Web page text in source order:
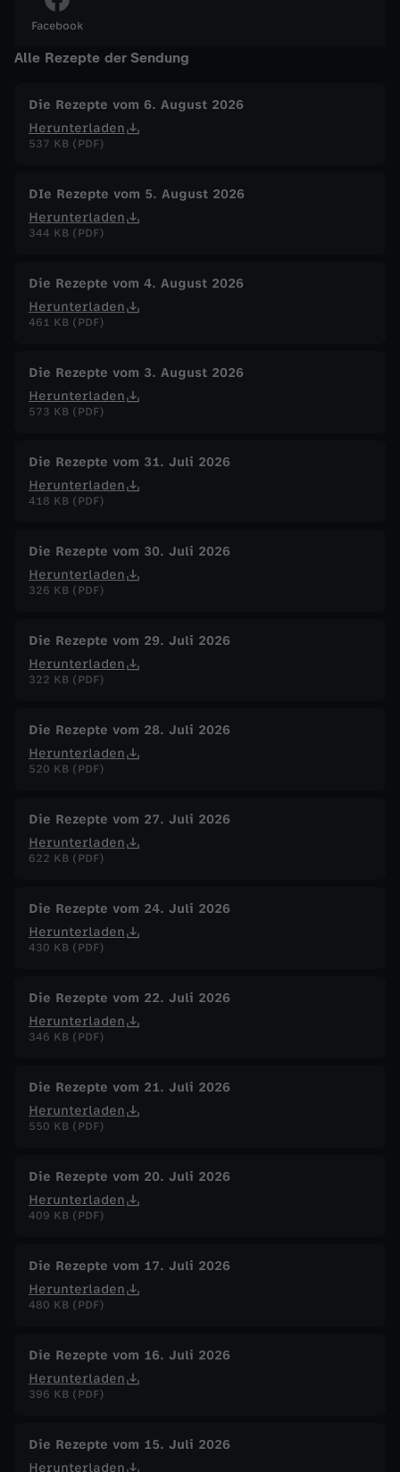
o
g
g
e
n
b
r
o
t
-
B
r
a
t
i
g
s
G
z
p
f
t
e
r
L
a
c
h
Facebook
Alle Rezepte der Sendung
Die Rezepte vom 6. August 2026
Herunterladen
537 KB (PDF)
DIe Rezepte vom 5. August 2026
Herunterladen
344 KB (PDF)
Die Rezepte vom 4. August 2026
Herunterladen
461 KB (PDF)
Die Rezepte vom 3. August 2026
Herunterladen
573 KB (PDF)
Die Rezepte vom 31. Juli 2026
Herunterladen
418 KB (PDF)
Die Rezepte vom 30. Juli 2026
Herunterladen
326 KB (PDF)
Die Rezepte vom 29. Juli 2026
Herunterladen
322 KB (PDF)
Die Rezepte vom 28. Juli 2026
Herunterladen
520 KB (PDF)
Die Rezepte vom 27. Juli 2026
Herunterladen
622 KB (PDF)
Die Rezepte vom 24. Juli 2026
Herunterladen
430 KB (PDF)
Die Rezepte vom 22. Juli 2026
Herunterladen
346 KB (PDF)
Die Rezepte vom 21. Juli 2026
Herunterladen
550 KB (PDF)
Die Rezepte vom 20. Juli 2026
Herunterladen
409 KB (PDF)
Die Rezepte vom 17. Juli 2026
Herunterladen
480 KB (PDF)
Die Rezepte vom 16. Juli 2026
Herunterladen
396 KB (PDF)
Die Rezepte vom 15. Juli 2026
Herunterladen